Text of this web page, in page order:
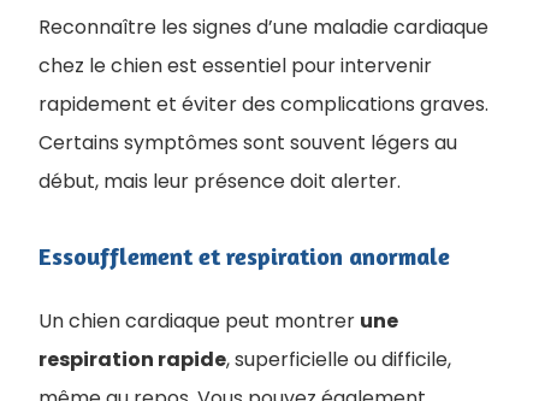
Reconnaître les signes d’une maladie cardiaque
chez le chien est essentiel pour intervenir
rapidement et éviter des complications graves.
Certains symptômes sont souvent légers au
début, mais leur présence doit alerter.
Essoufflement et respiration anormale
Un chien cardiaque peut montrer une
respiration rapide, superficielle ou difficile,